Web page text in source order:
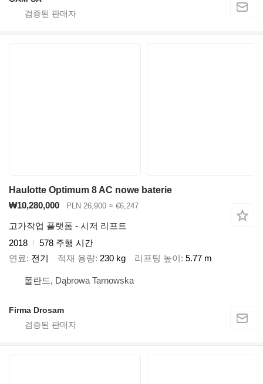
Haulotte Optimum 8 AC nowe baterie
₩10,280,000
PLN 26,900 ≈ €6,247
고가작업 플랫폼 - 시저 리프트
2018
578 주행 시간
연료
전기 적재 용량 230 kg 리프팅 높이 5.77 m
폴란드, Dąbrowa Tarnowska
Firma Drosam